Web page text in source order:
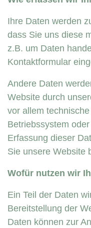
Ihre Daten werden
dass Sie uns diese
z.B. um Daten
Kontaktformular
Andere Daten
Website durch
vor allem
Betriebssystem
Erfassung dieser
Sie unsere Website
Wofür nutzen wir
Ein Teil der Daten
Bereitstellung der
Daten können zur